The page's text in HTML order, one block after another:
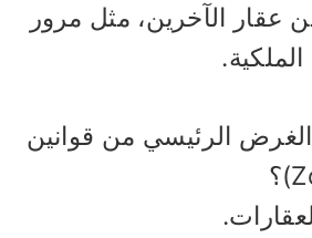
الآخرين، مثل مرور
الرئيسي من قوانين